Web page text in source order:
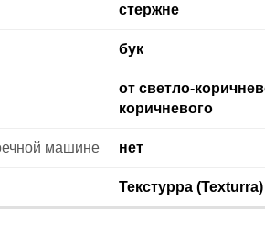
стержне
бук
от светло-
коричневого
машине нет
Текстурра